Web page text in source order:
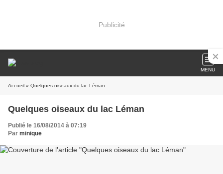
Publicité
MENU
Accueil » Quelques oiseaux du lac Léman
Quelques oiseaux du lac Léman
Publié le 16/08/2014 à 07:19
Par minique